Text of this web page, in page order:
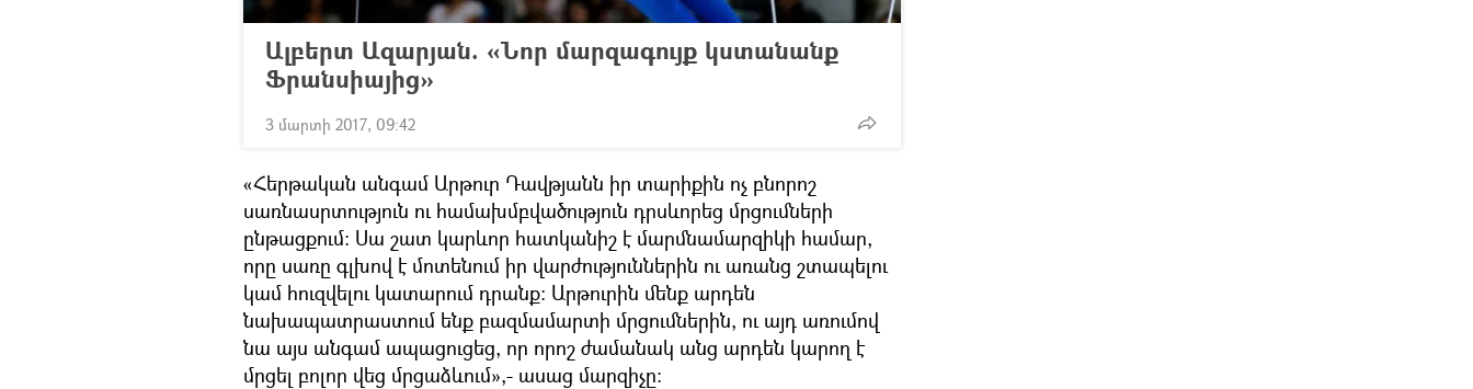
Ալբերտ Ազարյան. «Նոր մարզագույք կստանանք
Ֆրանսիայից»
3 մարտի 2017, 09:42
«Հերթական անգամ Արթուր Դավթյանն իր տարիքին ոչ բնորոշ
սառնասրտություն ու համախմբվածություն դրսևորեց մրցումների
ընթացքում: Սա շատ կարևոր հատկանիշ է մարմնամարզիկի համար,
որը սառը գլխով է մոտենում իր վարժություններին ու առանց շտապելու
կամ հուզվելու կատարում դրանք: Արթուրին մենք արդեն
նախապատրաստում ենք բազմամարտի մրցումներին, ու այդ առումով
նա այս անգամ ապացուցեց, որ որոշ ժամանակ անց արդեն կարող է
մրցել բոլոր վեց մրցաձևում»,- ասաց մարզիչը: